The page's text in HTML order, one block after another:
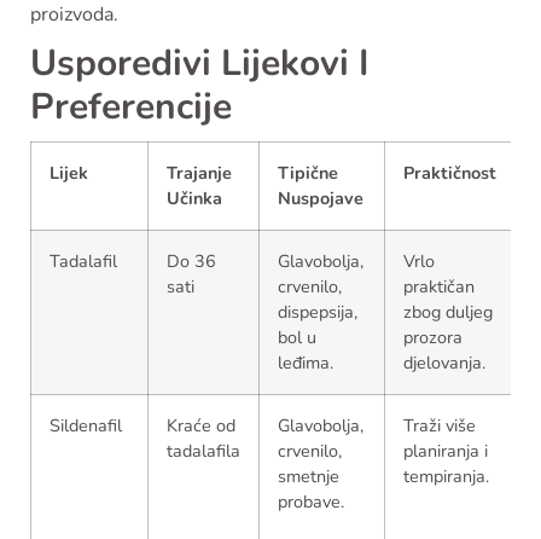
proizvoda.
Usporedivi Lijekovi I
Preferencije
Lijek
Trajanje
Učinka
Tipične
Nuspojave
Praktičnost
Tadalafil
Do 36
sati
Glavobolja,
crvenilo,
dispepsija,
bol u
leđima.
Vrlo
praktičan
zbog duljeg
prozora
djelovanja.
Sildenafil
Kraće od
tadalafila
Glavobolja,
crvenilo,
smetnje
probave.
Traži više
planiranja i
tempiranja.